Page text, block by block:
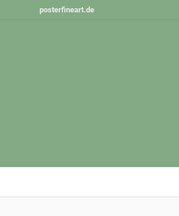
posterfineart.de